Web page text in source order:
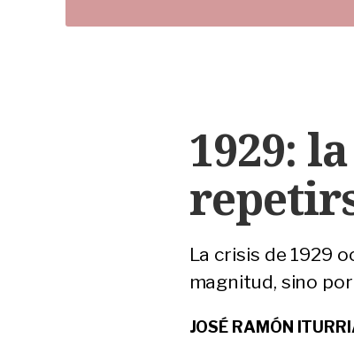
1929:
La crisis de 1929
magnitud, sino
JOSÉ RAMÓN